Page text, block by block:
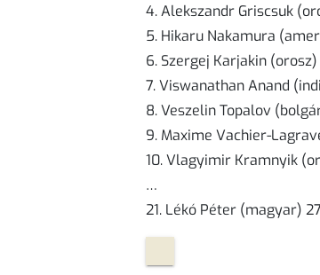
4. Alekszandr Griscsuk
5. Hikaru Nakamura
6. Szergej Karjakin
7. Viswanathan Anand
8. Veszelin Topalov
9. Maxime Vachier-
10. Vlagyimir Kramnyik
…
21. Lékó Péter (magyar)